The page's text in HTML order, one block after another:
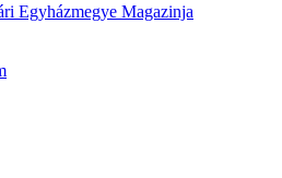
Egyházmegye Magazinja